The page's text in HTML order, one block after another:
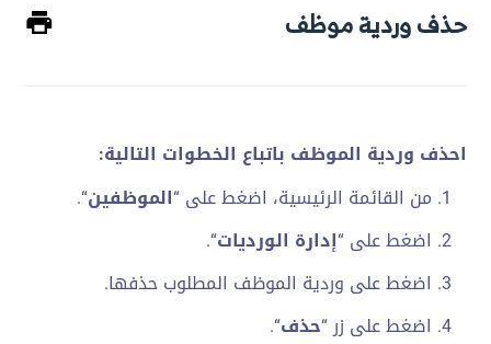
حذف وردية موظف
احذف وردية الموظف باتباع الخطوات التالية:
من القائمة الرئيسية، اضغط على “الموظفين“.
اضغط على “إدارة الورديات“.
اضغط على وردية الموظف المطلوب حذفها.
اضغط على زر “حذف“.